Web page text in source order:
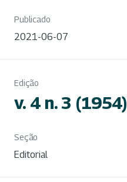
Publicado
2021-06-07
Edição
v. 4 n. 3 (1954)
Seção
Editorial